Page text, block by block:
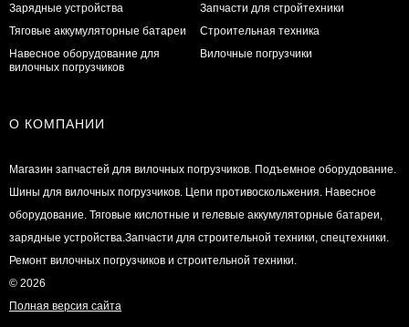
Зарядные устройства
Тяговые аккумуляторные батареи
Навесное оборудование для
вилочных погрузчиков
Запчасти для стройтехники
Строительная техника
Вилочные погрузчики
О КОМПАНИИ
Магазин запчастей для вилочных погрузчиков. Подъемное оборудование.
Шины для вилочных погрузчиков. Цепи противоскольжения. Навесное
оборудование. Тяговые кислотные и гелевые аккумуляторные батареи,
зарядные устройства.Запчасти для строительной техники, спецтехники.
Ремонт вилочных погрузчиков и строительной техники.
© 2026
Полная версия сайта